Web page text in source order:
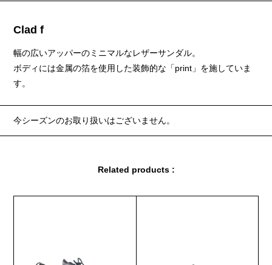
Clad f
幅の広いアッパーのミニマルなレザーサンダル。
ボディには金属の箔を使用した装飾的な「print」を施していま
す。
今シーズンのお取り扱いはございません。
Related products :